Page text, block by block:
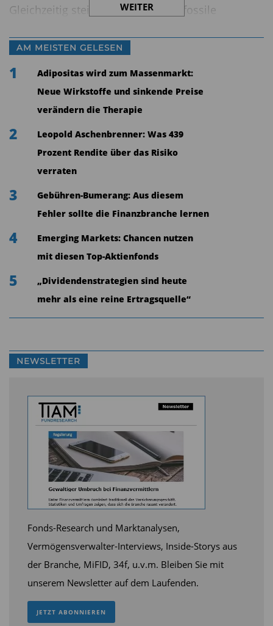
Gleichzeitig steigen die Preise für fossile
Rezessionsrisiken verschärft, insbesondere in
Europa mit seinen niedrigen Gasspeichern.
Doch genau diese Unsicherheit öffnet nach
Ansicht des DNB-Experten ein Zeitfenster für den
Umbau des Energiesystems. Während fossile
Brennstoffe unter geopolitischen Spannungen
leiden, sinken die Kosten erneuerbarer
Solarbereich. Entscheidend sei jedoch nicht nur
die Erzeugung, sondern vor allem der Ausbau
von Netzen und Speichern, wo weiterhin
erheblicher Nachholbedarf bestehe. „Das große
Thema ist das Einspeisen beziehungsweise
Speichern“, so Seuberth.
Hier setzt der DNB Fund Renewable Energy an.
Energiewende und fokussiert heute drei zentrale
Ressourceneffizienz. Der Ansatz ist aktiv und
selektiv – rund 50 Titel, mit klaren
Überzeugungen und deutlichen Abweichungen
vom Vergleichsindex.
Seuberth betonte, dass strukturelle Treiber wie
KI-Rechenzentren und Elektromobilität die
Stromnachfrage zusätzlich beschleunigen. Für
Investoren entstehe damit eine langfristige
Wachstumsstory, die weit über kurzfristige
geopolitische Effekte hinausreiche
WEITER
AM MEISTEN GELESEN
1
Adipositas wird zum Massenmarkt:
Neue Wirkstoffe und sinkende Preise
verändern die Therapie
2
Leopold Aschenbrenner: Was 439
Prozent Rendite über das Risiko
verraten
3
Gebühren-Bumerang: Aus diesem
Fehler sollte die Finanzbranche lernen
4
Emerging Markets: Chancen nutzen
mit diesen Top-Aktienfonds
5
„Dividendenstrategien sind heute
mehr als eine reine Ertragsquelle“
NEWSLETTER
Fonds-Research und Marktanalysen,
Vermögensverwalter-Interviews, Inside-Storys aus
der Branche, MiFID, 34f, u.v.m. Bleiben Sie mit
unserem Newsletter auf dem Laufenden.
JETZT ABONNIEREN